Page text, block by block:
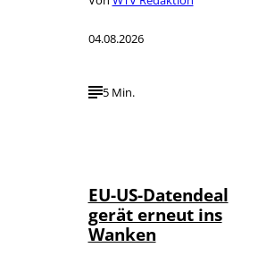
04.08.2026
5 Min.
EU-US-Datendeal
gerät erneut ins
Wanken